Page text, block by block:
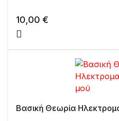
10,00 €
Βασική Θεωρία